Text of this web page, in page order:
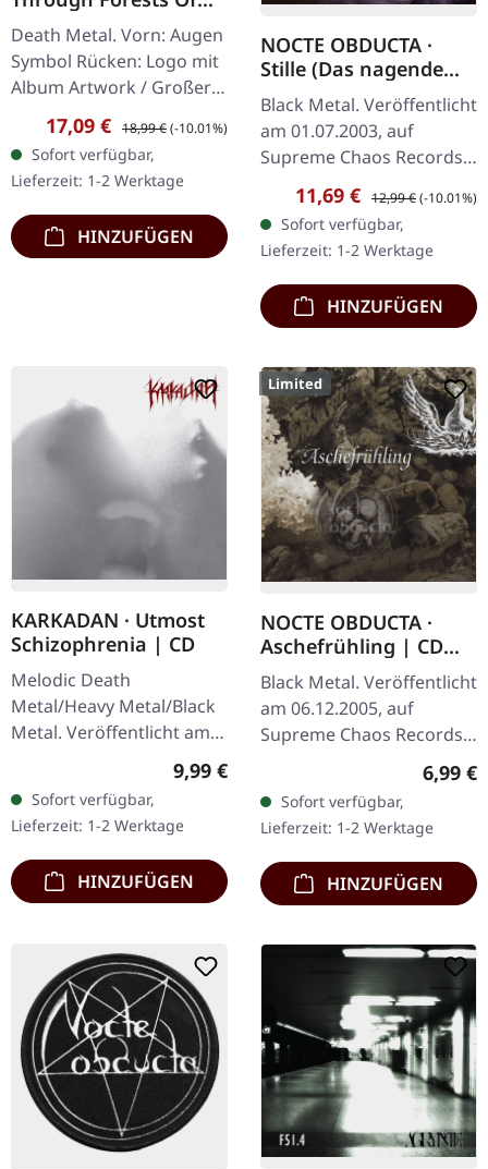
Nonentities Bug Zip |
HSW ZIP XL
Death Metal. Vorn: Augen
Symbol Rücken: Logo mit
Album Artwork / Großer
stilisierter Käfer 80%
Baumwolle, 20% Polyester
Verkaufspreis:
17,09 € Regulärer Preis:
18,99 €(-10.01%)
Sofort verfügbar,
Lieferzeit: 1-2 Werktage
HINZUFÜGEN
NOCTE OBDUCTA ·
Stille (Das nagende
Schweigen) | CD
Black Metal. Veröffentlicht
am 01.07.2003, auf
Supreme Chaos Records.
CD im Jewelcase. Mit
"Stille (Das nagende
Schweigen)" zeigen sich
Nocte Obducta…
Verkaufspreis:
11,69 € Regulärer Preis:
12,99 €(-10.01%)
Sofort verfügbar,
Lieferzeit: 1-2 Werktage
HINZUFÜGEN
KARKADAN · Utmost
Schizophrenia | CD
Melodic Death
Metal/Heavy Metal/Black
Metal. Veröffentlicht am
08.03.2004, auf Supreme
Chaos Records. CD im
Jewelcase mit 16-seitigem
Booklet.…
Regulärer Preis:
9,99 €
Sofort verfügbar,
Lieferzeit: 1-2 Werktage
HINZUFÜGEN
Limited
NOCTE OBDUCTA ·
Aschefrühling | CD
SINGLE
Black Metal. Veröffentlicht
am 06.12.2005, auf
Supreme Chaos Records.
CD-Single, limitiert auf
Exemplare. Nachdem die
Nachfrage nach…
6,99 €
Sofort verfügbar,
Lieferzeit: 1-2 Werktage
HINZUFÜGEN